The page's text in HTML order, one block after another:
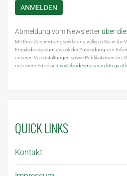
ANMELDEN
Abmeldung vom Newsletter über
Mit Ihrer Zustimmungserklärung willigen Sie in die
Emailadresse zum Zweck der Zusendung von
unseren Veranstaltungen sowie Publikationen ein.
mit einem Email an nwv@landesmuseum.ktn.gv.at
QUICK LINKS
Kontakt